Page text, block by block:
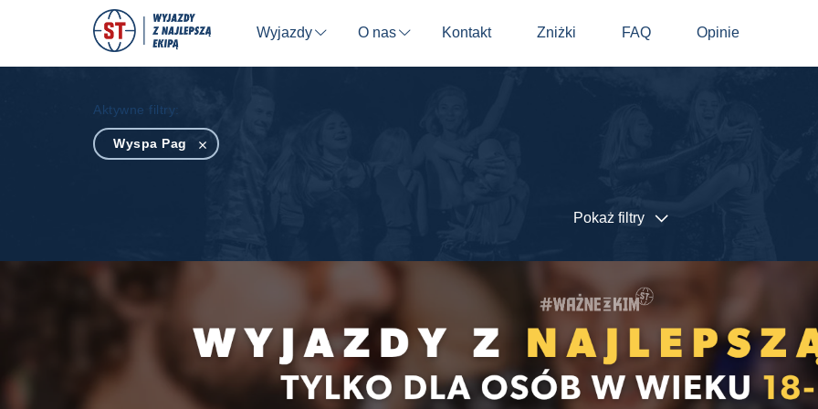
Wyjazdy ⬇ O nas ⬇ Kontakt Zniżki FAQ Opinie
Aktywne filtry:
Wyspa Pag
Pokaż filtry